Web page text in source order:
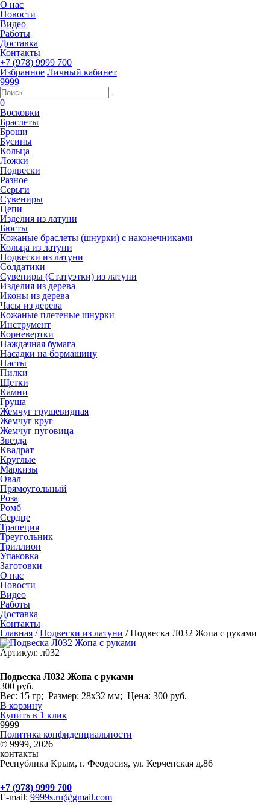
О нас
Новости
Видео
Работы
Доставка
Контакты
+7 (978) 9999 700
Избранное Личный кабинет
9999
0
Восковки
Браслеты
Броши
Бусины
Кольца
Ложки
Подвески
Разное
Серьги
Сувениры
Цепи
Изделия из латуни
Бюсты
Кожаные браслеты (шнурки) с наконечниками
Кольца из латуни
Подвески из латуни
Солдатики
Сувениры (Статуэтки) из латуни
Изделия из дерева
Иконы из дерева
Часы из дерева
Кожаные плетеные шнурки
Инструмент
Корневертки
Наждачная бумага
Насадки на бормашину
Пасты
Пилки
Щетки
Камни
Груша
Жемчуг грушевидная
Жемчуг круг
Жемчуг пуговица
Звезда
Квадрат
Круглые
Маркизы
Овал
Прямоугольный
Роза
Ромб
Сердце
Трапеция
Треугольник
Триллион
Упаковка
Заготовки
О нас
Новости
Видео
Работы
Доставка
Контакты
Главная /Подвески из латуни /Подвеска Л032 Жопа с руками
Артикул: л032
Подвеска Л032 Жопа с руками
300 руб.
Вес: 15 гр; Размер: 28х32 мм; Цена: 300 руб.
В корзину
Купить в 1 клик
9999
Политика конфиденциальности
© 9999, 2026
контакты
Республика Крым, г. Феодосия, ул. Керченская д.86
+7 (978) 9999 700
E-mail: 9999s.ru@gmail.com